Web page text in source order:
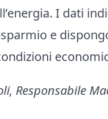
I dati
e
Responsabile